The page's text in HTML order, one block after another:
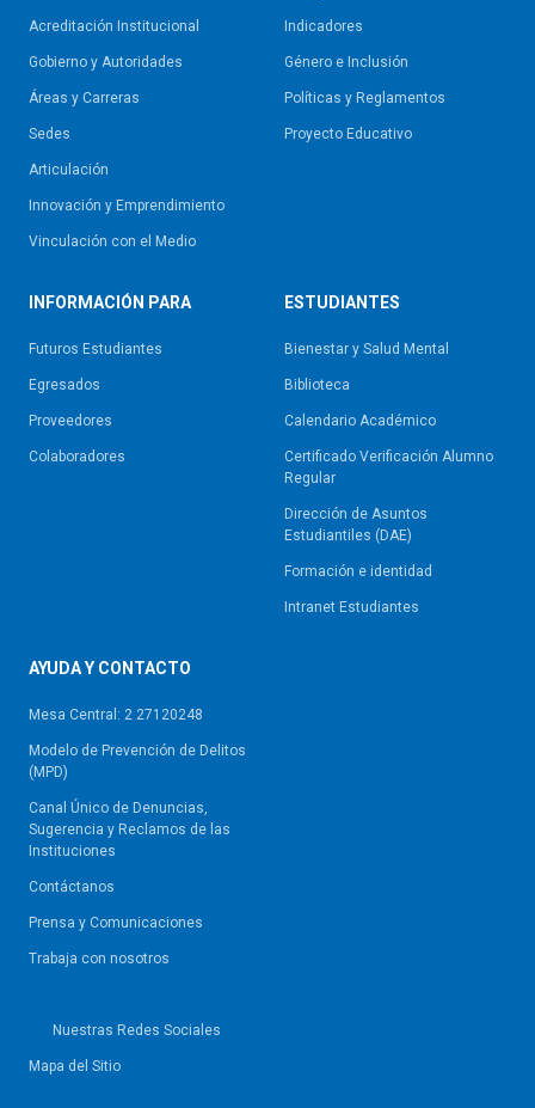
Acreditación Institucional
Gobierno y Autoridades​
Áreas y Carreras
Sedes
Articulación
Innovación y Emprendimiento
Vinculación con el Medio
Indicadores
Género e Inclusión
Políticas y Reglamentos​
Proyecto Educativo
INFORMACIÓN PARA
Futuros Estudiantes
Egresados
Proveedores
Colaboradores
ESTUDIANTES
Bienestar y Salud Mental
Biblioteca
Calendario Académico
Certificado Verificación Alumno
Regular
Dirección de Asuntos
Estudiantiles (DAE)
Formación e identidad
Intranet Estudiantes
AYUDA Y CONTACTO
Mesa Central: 2 27120248
Modelo de Prevención de Delitos
(MPD)
Canal Único de Denuncias,
Sugerencia y Reclamos de las
Instituciones
Contáctanos
Prensa y Comunicaciones
Trabaja con nosotros
Nuestras Redes Sociales
Mapa del Sitio